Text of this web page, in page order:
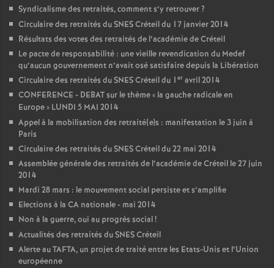
Syndicalisme des retraités, comment s’y retrouver?
Circulaire des retraités duSNESCréteil du 17 janvier 2014
Résultats des votes des retraités de l’académie de Créteil
Le pacte de responsabilité : une vieille revendication du Medef
qu’aucun gouvernement n’avait osé satisfaire depuis la Libération
Circulaire des retraités duSNESCréteil du 1 er avril 2014
CONFERENCE - DEBATsur le thème « la gauche radicale en
Europe» LUNDI 5 MAI 2014
Appel à la mobilisation des retraité(e)s : manifestation le 3 juin à
Paris
Circulaire des retraités duSNESCréteil du 22 mai 2014
Assemblée générale des retraités de l’académie de Créteil le 27 juin
2014
Mardi 28 mars : le mouvement social persiste et s’amplifie
Elections à la CA nationale - mai 2014
Non à la guerre, oui au progrès social!
Actualités des retraités duSNESCréteil
Alerte auTAFTA, un projet de traité entre les Etats-Unis et l’Union
européenne